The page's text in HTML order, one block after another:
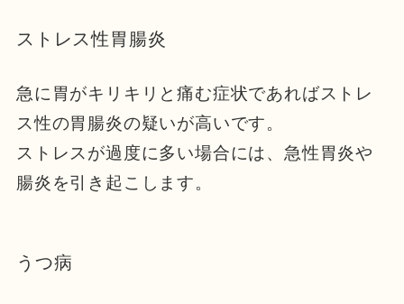
ストレス性胃腸炎
急に胃がキリキリと痛む症状であればストレ
ス性の胃腸炎の疑いが高いです。
ストレスが過度に多い場合には、急性胃炎や
腸炎を引き起こします。
うつ病